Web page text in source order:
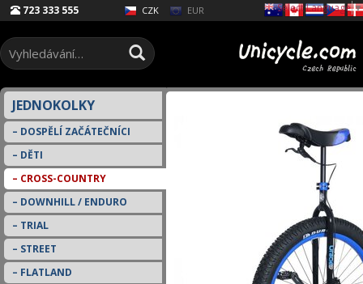
723 333 555 CZK EUR
JEDNOKOLKY
DOSPĚLÍ ZAČÁTEČNÍCI
DĚTI
CROSS-COUNTRY
DOWNHILL / ENDURO
TRIAL
STREET
FLATLAND
Select Language▼